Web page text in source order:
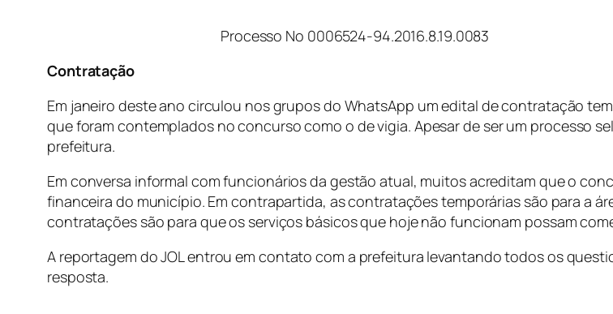
Processo No 0006524-94.2016.8.19.0083
Contratação
Em janeiro deste ano circulou nos grupos do WhatsApp um edital de contratação
que foram contemplados no concurso como o de vigia. Apesar de ser um processo
prefeitura.
Em conversa informal com funcionários da gestão atual, muitos acreditam que o
financeira do município. Em contrapartida, as contratações temporárias são para a
contratações são para que os serviços básicos que hoje não funcionam possam
A reportagem do JOL entrou em contato com a prefeitura levantando todos os
resposta.